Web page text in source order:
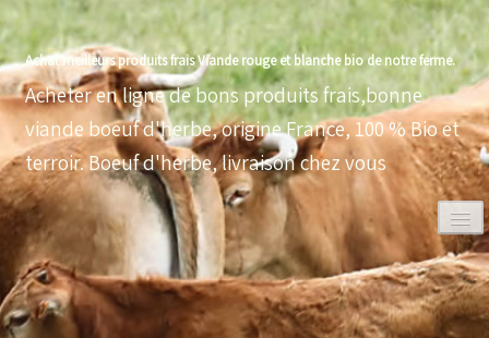
Achat meilleurs produits frais Viande rouge et blanche bio de notre ferme.
Acheter en ligne de bons produits frais,bonne
viande boeuf d'herbe, origine France, 100 % Bio et
terroir. Boeuf d'herbe, livraison chez vous
0